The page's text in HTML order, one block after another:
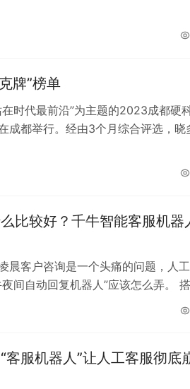
牌”榜单
时代最前沿”为主题的2023成都硬
成都举行。经由3个月综合评选，晓
比较好？千牛智能客服机器
晨客户咨询是一个头痛的问题，人
间自动回复机器人”应该怎么弄。
…
服机器人”让人工客服彻底